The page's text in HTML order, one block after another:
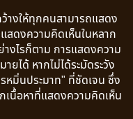
ว้างให้ทุกคนสามารถแสดง
แสดงความคิดเห็นในหลาก
งไรก็ตาม การแสดงความ
ยได้ หากไม่ได้ระมัดระวัง
หมิ่นประมาท" ที่ชัดเจน ซึ่ง
เนื้อหาที่แสดงความคิดเห็น